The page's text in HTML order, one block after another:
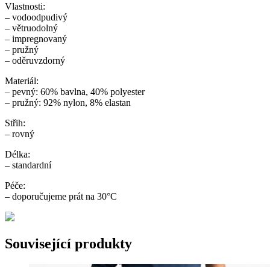
Vlastnosti:
– vodoodpudivý
– větruodolný
– impregnovaný
– pružný
– oděruvzdorný
Materiál:
– pevný: 60% bavlna, 40% polyester
– pružný: 92% nylon, 8% elastan
Střih:
– rovný
Délka:
– standardní
Péče:
– doporučujeme prát na 30°C
Související produkty